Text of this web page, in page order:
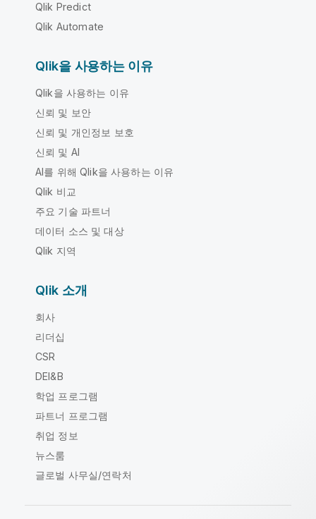
Qlik Predict
Qlik Automate
Qlik을 사용하는 이유
Qlik을 사용하는 이유
신뢰 및 보안
신뢰 및 개인정보 보호
신뢰 및 AI
AI를 위해 Qlik을 사용하는 이유
Qlik 비교
주요 기술 파트너
데이터 소스 및 대상
Qlik 지역
Qlik 소개
회사
리더십
CSR
DEI&B
학업 프로그램
파트너 프로그램
취업 정보
뉴스룸
글로벌 사무실/연락처